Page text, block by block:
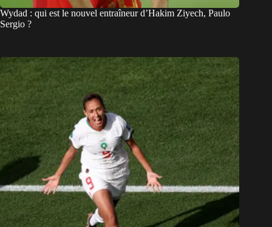
Wydad : qui est le nouvel entraîneur d’Hakim Ziyech, Paulo
Sergio ?